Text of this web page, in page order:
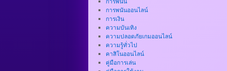
การพนันออนไลน์
การเงิน
ความบันเทิง
ความปลอดภัยเกมออนไลน์
ความรู้ทั่วไป
คาสิโนออนไลน์
คู่มือการเล่น